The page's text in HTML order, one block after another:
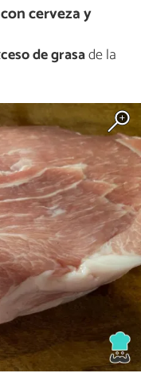
cerveza y
de grasade la